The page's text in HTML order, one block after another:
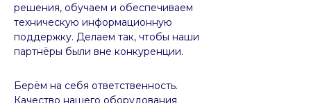
Берём на себя ответственность.
Качество нашего оборудования
решения, обучаем и обеспечиваем
техническую информационную
поддержку. Делаем так, чтобы наши
партнёры были вне конкуренции.